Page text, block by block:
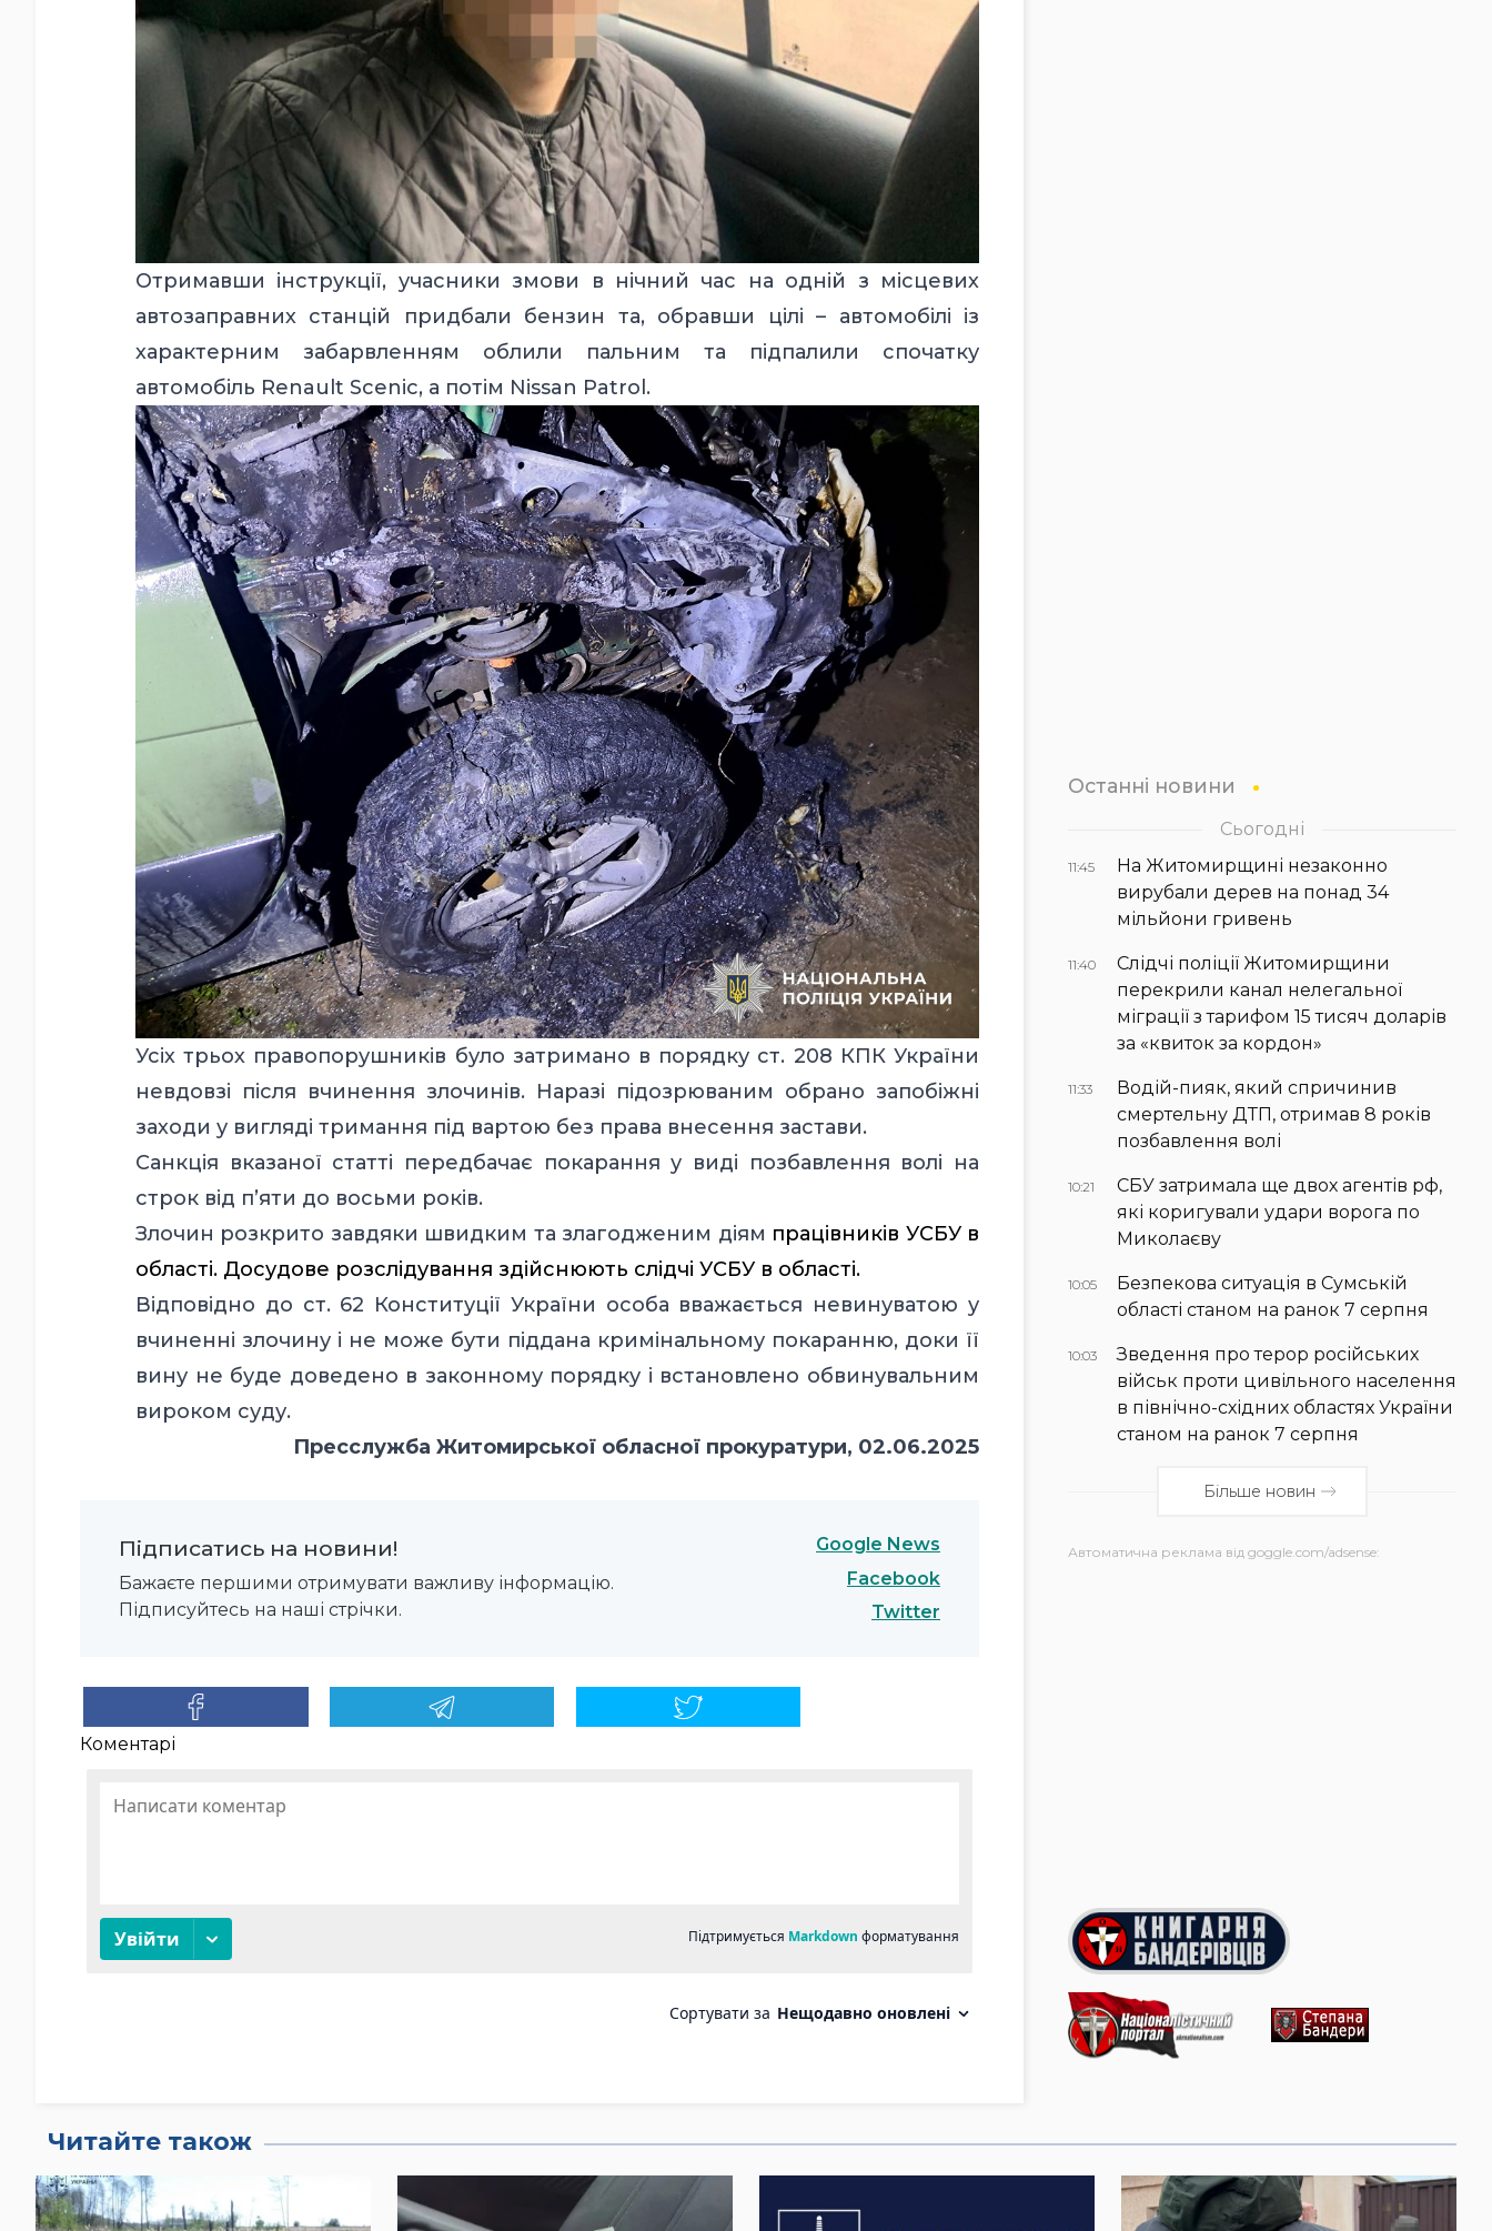
Отримавши інструкції, учасники змови в нічний час на одній з місцевих
автозаправних станцій придбали бензин та, обравши цілі – автомобілі із
характерним забарвленням облили пальним та підпалили спочатку
автомобіль Renault Scenic, а потім Nissan Patrol.
Усіх трьох правопорушників було затримано в порядку ст. 208 КПК України
невдовзі після вчинення злочинів. Наразі підозрюваним обрано запобіжні
заходи у вигляді тримання під вартою без права внесення застави.
Санкція вказаної статті передбачає покарання у виді позбавлення волі на
строк від п’яти до восьми років.
Злочин розкрито завдяки швидким та злагодженим діям працівників УСБУ в
області. Досудове розслідування здійснюють слідчі УСБУ в області.
Відповідно до ст. 62 Конституції України особа вважається невинуватою у
вчиненні злочину і не може бути піддана кримінальному покаранню, доки її
вину не буде доведено в законному порядку і встановлено обвинувальним
вироком суду.
Пресслужба Житомирської обласної прокуратури, 02.06.2025
Підписатись на новини!
Бажаєте першими отримувати важливу інформацію.
Підписуйтесь на наші стрічки.
Google News
Facebook
Twitter
Коментарі
Останні новини
Сьогодні
11:45
На Житомирщині незаконно
вирубали дерев на понад 34
мільйони гривень
11:40
Слідчі поліції Житомирщини
перекрили канал нелегальної
міграції з тарифом 15 тисяч доларів
за «квиток за кордон»
11:33
Водій-пияк, який спричинив
смертельну ДТП, отримав 8 років
позбавлення волі
10:21
СБУ затримала ще двох агентів рф,
які коригували удари ворога по
Миколаєву
10:05
Безпекова ситуація в Сумській
області станом на ранок 7 серпня
10:03
Зведення про терор російських
військ проти цивільного населення
в північно-східних областях України
станом на ранок 7 серпня
Більше новин
Автоматична реклама від goggle.com/adsense:
Читайте також